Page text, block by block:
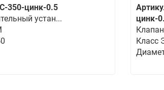
350-цинк-0.5
устан...
цинк-
Класс